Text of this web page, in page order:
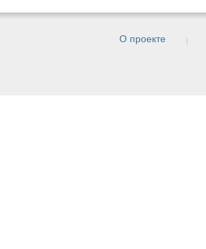
О проекте